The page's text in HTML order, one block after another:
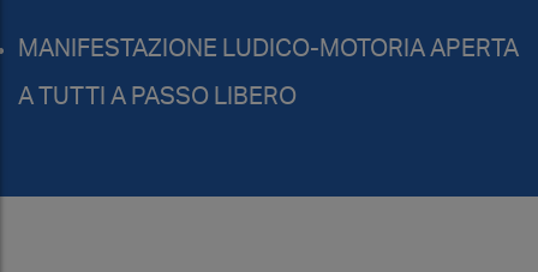
MANIFESTAZIONE LUDICO-MOTORIA APERTA
A TUTTI A PASSO LIBERO